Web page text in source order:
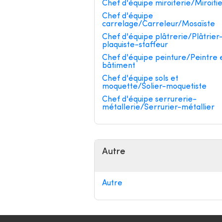
Chef d'équipe miroiterie/
Chef d'équipe
carrelage/Carreleur/Mosaïste
Chef d'équipe plâtrerie/Plâtrier-
plaquiste-staffeur
Chef d'équipe peinture/Peintre
bâtiment
Chef d'équipe sols et
moquette/Solier-moquetiste
Chef d'équipe serrurerie-
métallerie/Serrurier-métallier
Autre
Autre